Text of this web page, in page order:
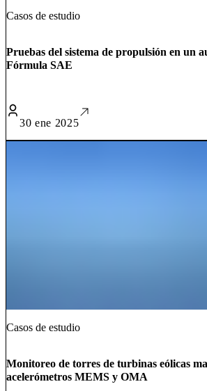
Casos de estudio
Pruebas del sistema de propulsión en un
Fórmula SAE
30 ene 2025
Casos de estudio
Monitoreo de torres de turbinas eólicas
acelerómetros MEMS y OMA